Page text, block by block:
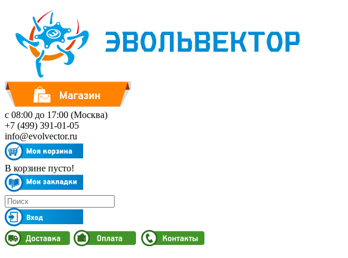
с 08:00 до 17:00 (Москва)
+7 (499) 391-01-05
info@evolvector.ru
В корзине пусто!